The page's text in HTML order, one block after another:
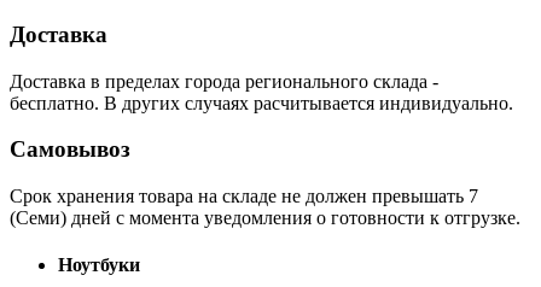
Доставка
Доставка в пределах города регионального склада -
бесплатно. В других случаях расчитывается индивидуально.
Самовывоз
Срок хранения товара на складе не должен превышать 7
(Семи) дней с момента уведомления о готовности к отгрузке.
Ноутбуки